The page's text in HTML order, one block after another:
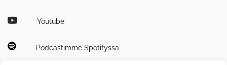
Youtube
Podcastimme Spotifyssa